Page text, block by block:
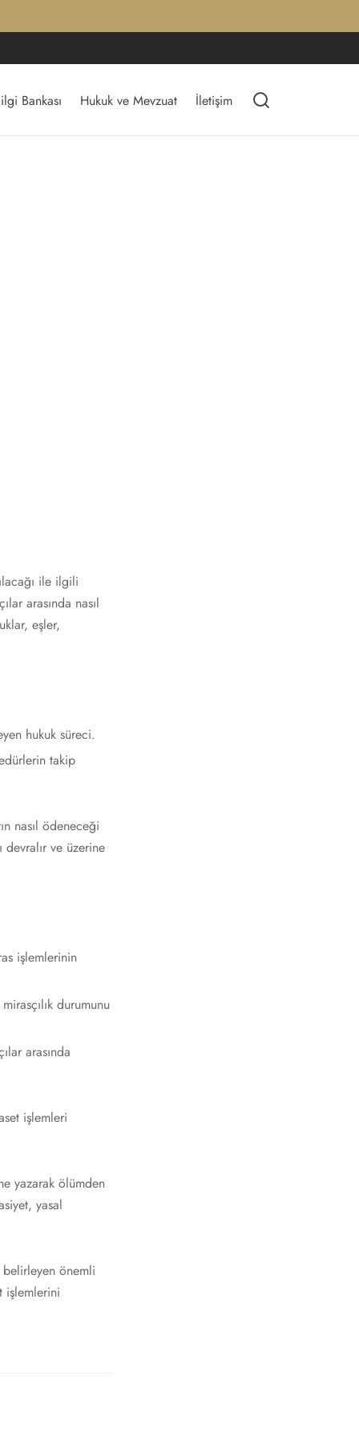
Bankası Hukuk ve Mevzuat İletişim
ile ilgili
arasında nasıl
eşler,
hukuk süreci.
takip
nasıl ödeneceği
devralır ve üzerine
işlemlerinin
durumunu
arasında
işlemleri
yazarak ölümden
yasal
belirleyen önemli
işlemlerini